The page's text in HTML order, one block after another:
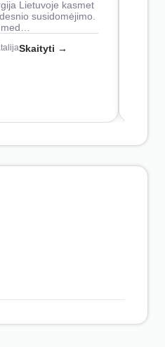
Lietuvoje kasmet
susidomėjimo.
Skaityti →